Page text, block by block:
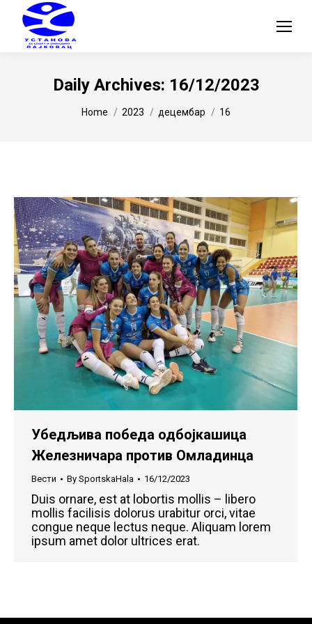
Daily Archives: 16/12/2023
Home 2023 децембар 16
Убедљива победа одбојкашица
Железничара против Омладинца
Вести By SportskaHala 16/12/2023
Duis ornare, est at lobortis mollis – libero
mollis facilisis dolorus urabitur orci, vitae
congue neque lectus neque. Aliquam lorem
ipsum amet dolor ultrices erat.